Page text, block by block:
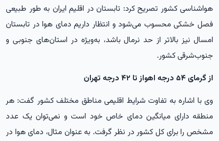
هواشناسی کشور تصریح کرد: تابستان در اقلیم ایران به طور طبیعی
فصل خشکی محسوب می‌شود و انتظار داریم دمای هوا در تابستان
امسال نیز بالاتر از حد نرمال باشد، به‌ویژه در استان‌های جنوبی و
جنوب‌شرقی کشور.
از گرمای ۵۴ درجه اهواز تا ۴۲ درجه تهران
وی با اشاره به تفاوت شرایط اقلیمی مناطق مختلف کشور گفت: هر
منطقه دارای میانگین دمای خاص خود است و نمی‌توان یک عدد
مشخص را برای کل کشور در نظر گرفت. به عنوان مثال، دمای هوا در